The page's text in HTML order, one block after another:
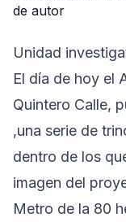
Unidad
El día de hoy el
Quintero Calle,
,una serie de
dentro de los
imagen del
Metro de la 80